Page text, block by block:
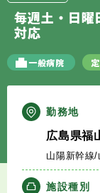
定期非常勤の
エージェント
サービスの流
毎週土・日
対応
一般病院
勤務地
広島県福
山陽新幹線
施設種別